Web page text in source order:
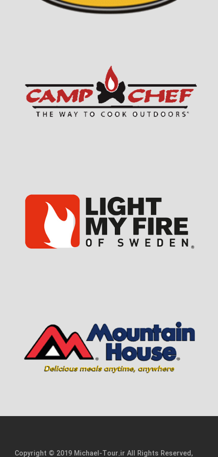
Copyright © 2019 Michael-Tour.ir All Rights Reserved,